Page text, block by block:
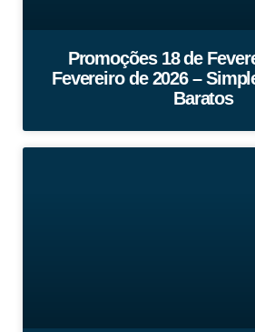
Promoções 18 de
Fevereiro de 2026 –
Baratos